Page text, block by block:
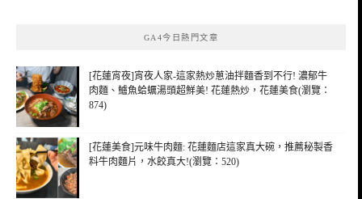
GA4今日熱門文章
[花蓮宵夜]宵夜人家-這家熱炒蔥油拌麵香到不行! 濃郁牛
肉麵、鱸魚蛤蠣湯頭超鮮美! 花蓮熱炒，花蓮美食(瀏覽：
874)
[花蓮美食]元味牛肉麵: 花蓮麵店這家真大碗，推薦秘製香
料牛肉麵片，水餃真大!(瀏覽：520)